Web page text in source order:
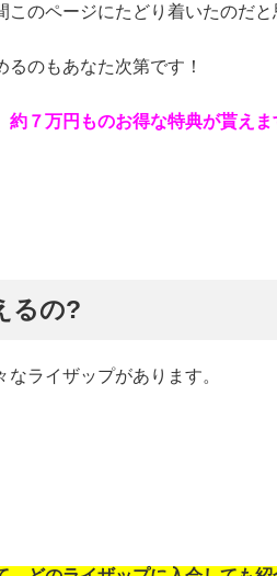
のページにたどり着いたのだと
のもあなた次第です！
７万円ものお得な特典が貰え
るの?
ライザップがあります。